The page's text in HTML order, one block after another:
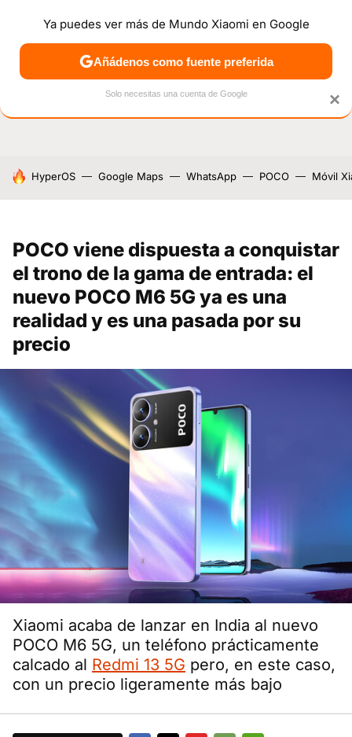
NOTICIAS MÓVILES TUTORIALES OFERTAS
HOY SE HABLA DE
HyperOS Google Maps WhatsApp POCO Móvil
POCO viene dispuesta a conquistar
el trono de la gama de entrada: el
nuevo POCO M6 5G ya es una
realidad y es una pasada por su
precio
Xiaomi acaba de lanzar en India al nuevo
POCO M6 5G, un teléfono prácticamente
calcado al Redmi 13 5G pero, en este caso,
con un precio ligeramente más bajo
×
Ya puedes ver más de Mundo Xiaomi en Google
Añádenos como fuente preferida
Solo necesitas una cuenta de Google